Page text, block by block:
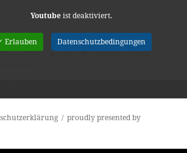
Youtubeist deaktiviert.
Erlauben Datenschutzbedingungen
2014 Autor
Lino Kategorien
Allgemein,Politik
proudly presented by